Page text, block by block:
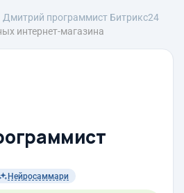
Дмитрий программист Битрикс24
интернет-магазина
Нейросаммари